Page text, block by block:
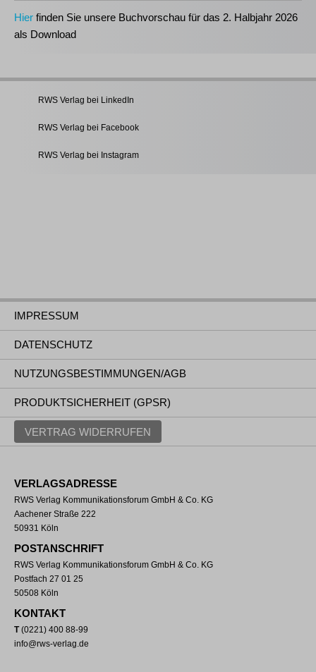
Hier finden Sie unsere Buchvorschau für das 2. Halbjahr 2026
als Download
RWS Verlag bei LinkedIn
RWS Verlag bei Facebook
RWS Verlag bei Instagram
IMPRESSUM
DATENSCHUTZ
NUTZUNGSBESTIMMUNGEN/AGB
PRODUKTSICHERHEIT (GPSR)
VERTRAG WIDERRUFEN
VERLAGSADRESSE
RWS Verlag Kommunikationsforum GmbH & Co. KG
Aachener Straße 222
50931 Köln
POSTANSCHRIFT
RWS Verlag Kommunikationsforum GmbH & Co. KG
Postfach 27 01 25
50508 Köln
KONTAKT
T(0221) 400 88-99
info@rws-verlag.de